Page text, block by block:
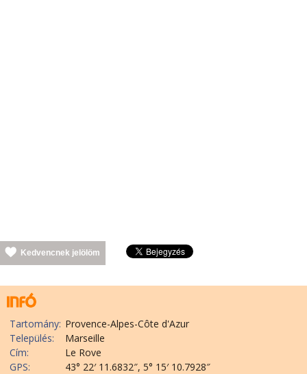
Kedvencnek jelölöm
Tartomány: Provence-Alpes-Côte d'Azur
Település:
Marseille
Cím:
Le Rove
GPS:
43° 22′ 11.6832″, 5° 15′ 10.7928″